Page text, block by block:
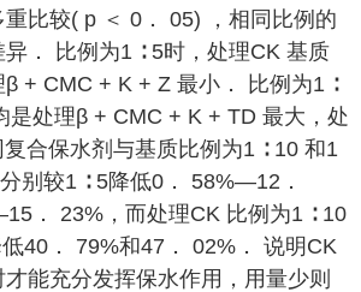
比较( p ＜ 0． 05) ，相同比例的
． 比例为1 ∶ 5时，处理CK 基质
+ CMC + K + Z 最小． 比例为1 ∶
是处理β + CMC + K + TD 最大，处
合保水剂与基质比例为1 ∶ 10 和1
别较1 ∶ 5降低0． 58%—12．
． 23%，而处理CK 比例为1 ∶ 10
低40． 79%和47． 02%． 说明CK
能充分发挥保水作用，用量少则